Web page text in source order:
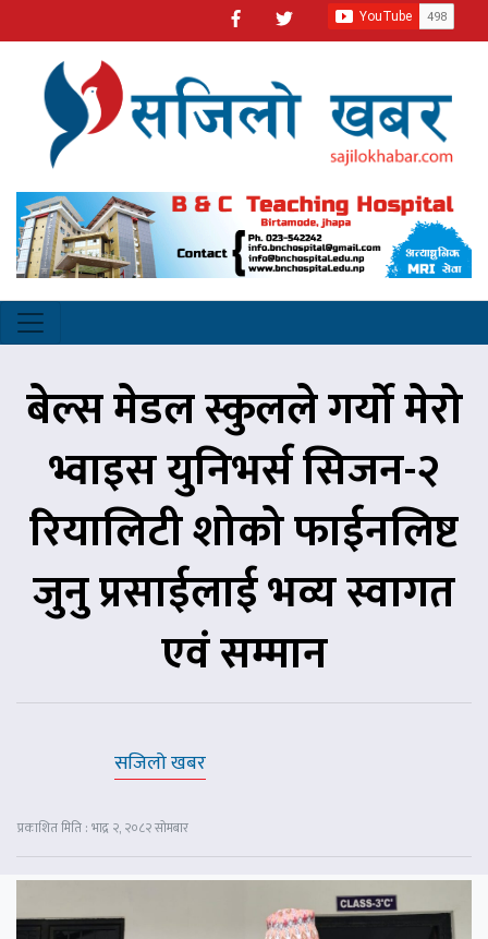
बेल्स मेडल स्कुलले गर्यो मेरो
भ्वाइस युनिभर्स सिजन-२
रियालिटी शोको फाईनलिष्ट
जुनु प्रसाईलाई भव्य स्वागत
एवं सम्मान
सजिलो खबर
प्रकाशित मिति : भाद्र २, २०८२ सोमबार